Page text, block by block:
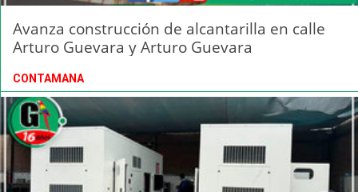
Avanza construcción de alcantarilla en calle
Arturo Guevara y Arturo Guevara
CONTAMANA